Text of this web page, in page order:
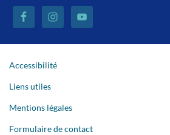
Accessibilité
Liens utiles
Mentions légales
Formulaire de contact